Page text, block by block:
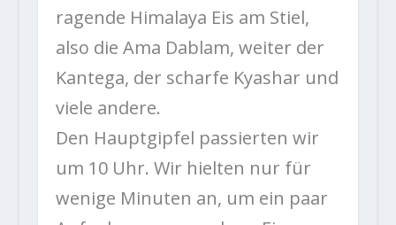
ragende Himalaya Eis am Stiel,
also die Ama Dablam, weiter der
Kantega, der scharfe Kyashar und
viele andere.
Den Hauptgipfel passierten wir
um 10 Uhr. Wir hielten nur für
wenige Minuten an, um ein paar